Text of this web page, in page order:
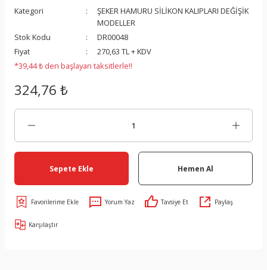
Kategori
ŞEKER HAMURU SİLİKON KALIPLARI DEĞİŞİK
MODELLER
Stok Kodu
DR00048
Fiyat
270,63 TL + KDV
*39,44 ₺ den başlayan taksitlerle!!
324,76 ₺
Sepete Ekle Hemen Al
Yorum Yaz Tavsiye Et Paylaş
Karşılaştır